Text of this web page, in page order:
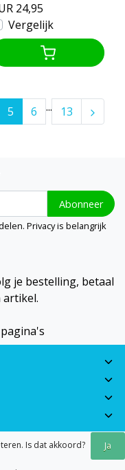
24,95
Vergelijk
5 6 ... 13
Abonneer
Privacy is belangrijk
je bestelling, betaal
Is dat akkoord? Ja